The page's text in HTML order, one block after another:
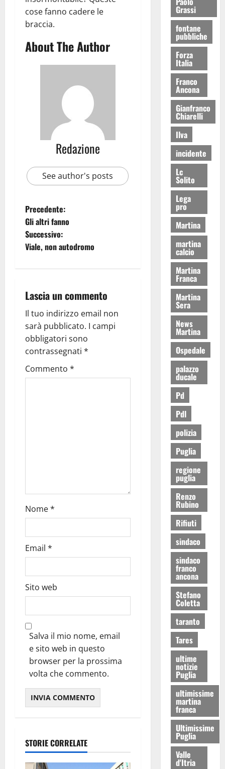
cose fanno cadere le
braccia.
About The Author
Redazione
See author's posts
Precedente:
Gli altri fanno
Successivo:
Viale, non autodromo
Lascia un commento
Il tuo indirizzo email non
sarà pubblicato. I campi
obbligatori sono
contrassegnati *
Commento *
Nome*
Email *
Sito web
Salva il mio nome, email
e sito web in questo
browser per la prossima
volta che commento.
STORIE CORRELATE
Grassi
fontane
pubbliche
Forza
Italia
Franco
Ancona
Gianfranco
Chiarelli
Ilva
incidente
Lc
Solito
Lega
pro
Martina
martina
calcio
Martina
Franca
Martina
Sera
News
Martina
Ospedale
palazzo
ducale
Pd
Pdl
polizia
Puglia
regione
puglia
Renzo
Rubino
Rifiuti
sindaco
sindaco
franco
ancona
Stefano
Coletta
taranto
Tares
ultime
notizie
Puglia
ultimissime
martina
franca
Ultimissime
Puglia
Valle
d'Itria